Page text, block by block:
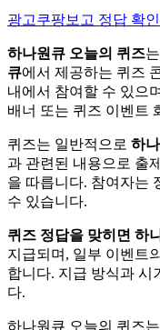
광고쿠팡보고 정답 확인
하나원큐 오늘의 퀴즈
큐에서 제공하는 퀴즈
내에서 참여할 수 있으
배너 또는 퀴즈 이벤트
퀴즈는 일반적으로 하
과 관련된 내용으로 출
을 따릅니다. 참여자는
수 있습니다.
퀴즈 정답을 맞히면 하
지급되며, 일부 이벤트
합니다. 지급 방식과 시
다.
하나원큐 오늘의 퀴즈는